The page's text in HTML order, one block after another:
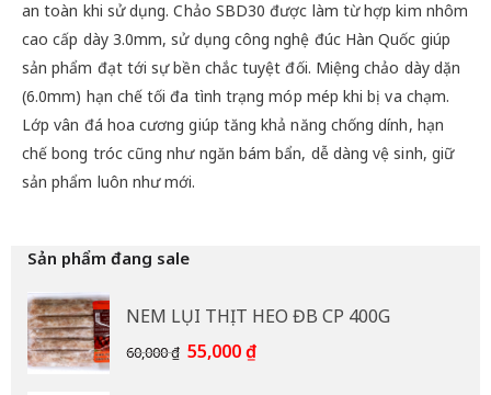
an toàn khi sử dụng. Chảo SBD30 được làm từ hợp kim nhôm
cao cấp dày 3.0mm, sử dụng công nghệ đúc Hàn Quốc giúp
sản phẩm đạt tới sự bền chắc tuyệt đối. Miệng chảo dày dặn
(6.0mm) hạn chế tối đa tình trạng móp mép khi bị va chạm.
Lớp vân đá hoa cương giúp tăng khả năng chống dính, hạn
chế bong tróc cũng như ngăn bám bẩn, dễ dàng vệ sinh, giữ
sản phẩm luôn như mới.
Sản phẩm đang sale
NEM LỤI THỊT HEO ĐB CP 400G
60,000₫ Giá
55,000₫Giá